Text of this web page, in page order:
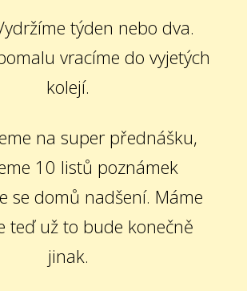
týden nebo dva.
vracíme do vyjetých
kolejí.
na super přednášku,
10 listů poznámek
se domů nadšení. Máme
teď už to bude konečně
jinak.